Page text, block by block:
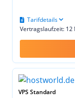
Vertragslaufzeit: 12
Tarifdetails
VPS Standard